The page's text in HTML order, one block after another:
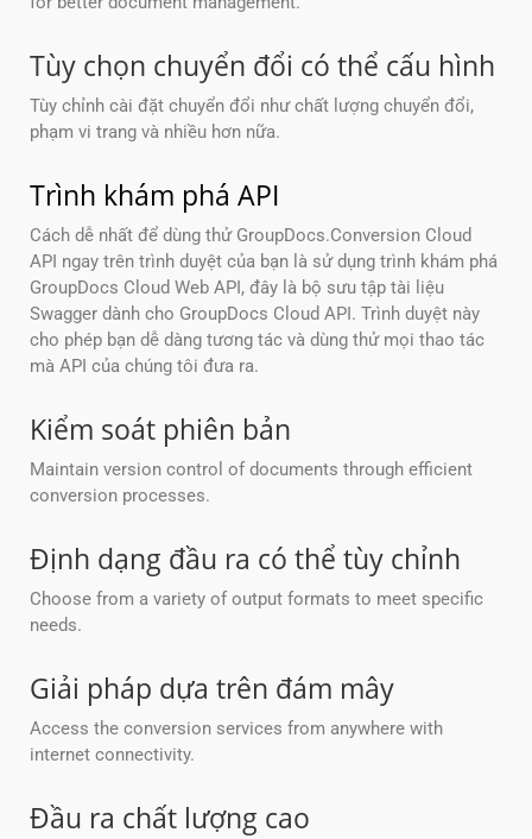
Tùy chọn chuyển đổi có thể cấu hình
Tùy chỉnh cài đặt chuyển đổi như chất lượng chuyển đổi,
phạm vi trang và nhiều hơn nữa.
Trình khám phá API
Cách dễ nhất để dùng thử GroupDocs.Conversion Cloud
API ngay trên trình duyệt của bạn là sử dụng trình khám phá
GroupDocs Cloud Web API, đây là bộ sưu tập tài liệu
Swagger dành cho GroupDocs Cloud API. Trình duyệt này
cho phép bạn dễ dàng tương tác và dùng thử mọi thao tác
mà API của chúng tôi đưa ra.
Kiểm soát phiên bản
Maintain version control of documents through efficient
conversion processes.
Định dạng đầu ra có thể tùy chỉnh
Choose from a variety of output formats to meet specific
needs.
Giải pháp dựa trên đám mây
Access the conversion services from anywhere with
internet connectivity.
Đầu ra chất lượng cao